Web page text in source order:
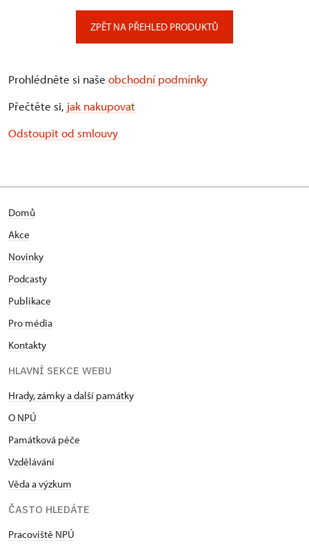
ZPĚT NA PŘEHLED PRODUKTŮ
Prohlédněte si naše obchodní podmínky
Přečtěte si, jak nakupovat
Odstoupit od smlouvy
Domů
Akce
Novinky
Podcasty
Publikace
Pro média
Kontakty
HLAVNÍ SEKCE WEBU
Hrady, zámky a další památky
O NPÚ
Památková péče
Vzdělávání
Věda a výzkum
ČASTO HLEDÁTE
Pracoviště NPÚ